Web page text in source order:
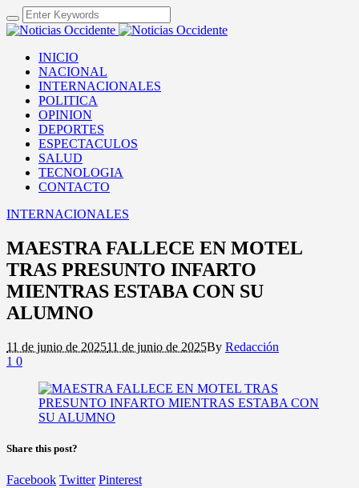
INICIO
NACIONAL
INTERNACIONALES
POLITICA
OPINION
DEPORTES
ESPECTACULOS
SALUD
TECNOLOGIA
CONTACTO
INTERNACIONALES
MAESTRA FALLECE EN MOTEL
TRAS PRESUNTO INFARTO
MIENTRAS ESTABA CON SU
ALUMNO
11 de junio de 202511 de junio de 2025By Redacción
1 0
Share this post?
Facebook Twitter Pinterest